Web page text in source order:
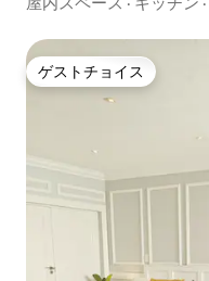
ゲストチョイス
ゲストチョイス